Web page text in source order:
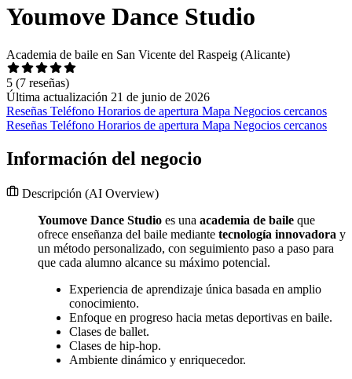
Youmove Dance Studio
Academia de baile en San Vicente del Raspeig (Alicante)
5 (7 reseñas)
Última actualización 21 de junio de 2026
Reseñas Teléfono Horarios de apertura Mapa Negocios cercanos
Reseñas Teléfono Horarios de apertura Mapa Negocios cercanos
Información del negocio
Descripción (AI Overview)
Youmove Dance Studio es una academia de baile que
ofrece enseñanza del baile mediante tecnología innovadora y
un método personalizado, con seguimiento paso a paso para
que cada alumno alcance su máximo potencial.
Experiencia de aprendizaje única basada en amplio
conocimiento.
Enfoque en progreso hacia metas deportivas en baile.
Clases de ballet.
Clases de hip-hop.
Ambiente dinámico y enriquecedor.